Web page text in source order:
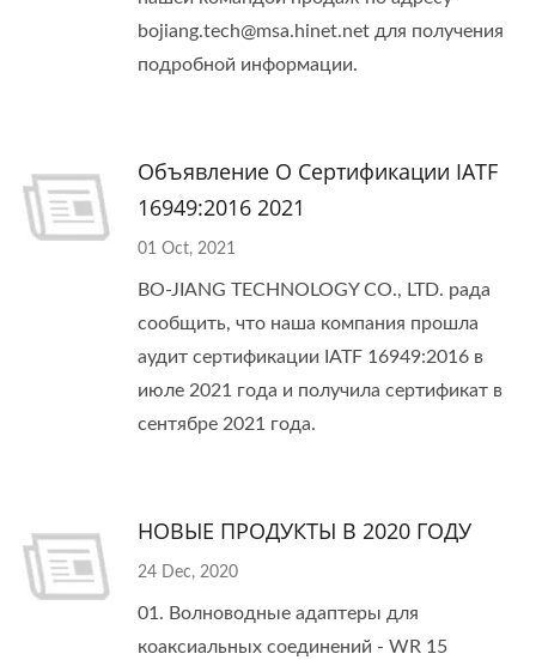
bojiang.tech@msa.hinet.net для получения
подробной информации.
Объявление О Сертификации IATF
16949:2016 2021
01 Oct, 2021
BO-JIANG TECHNOLOGY CO., LTD. рада
сообщить, что наша компания прошла
аудит сертификации IATF 16949:2016 в
июле 2021 года и получила сертификат в
сентябре 2021 года.
НОВЫЕ ПРОДУКТЫ В 2020 ГОДУ
24 Dec, 2020
01. Волноводные адаптеры для
коаксиальных соединений - WR 15